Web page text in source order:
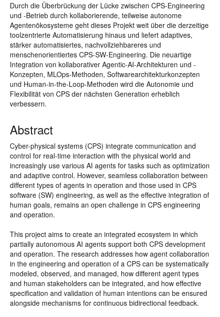
Durch die Überbrückung der Lücke zwischen CPS-Engineering
und -Betrieb durch kollaborierende, teilweise autonome
Agentenökosysteme geht dieses Projekt weit über die derzeitige
toolzentrierte Automatisierung hinaus und liefert adaptives,
stärker automatisiertes, nachvollziehbareres und
menschenorientiertes CPS-SW-Engineering. Die neuartige
Integration von kollaborativer Agentic-AI-Architekturen und -
Konzepten, MLOps-Methoden, Softwarearchitekturkonzepten
und Human-in-the-Loop-Methoden wird die Autonomie und
Flexibilität von CPS der nächsten Generation erheblich
verbessern.
Abstract
Cyber-physical systems (CPS) integrate communication and
control for real-time interaction with the physical world and
increasingly use various AI agents for tasks such as optimization
and adaptive control. However, seamless collaboration between
different types of agents in operation and those used in CPS
software (SW) engineering, as well as the effective integration of
human goals, remains an open challenge in CPS engineering
and operation.
This project aims to create an integrated ecosystem in which
partially autonomous AI agents support both CPS development
and operation. The research addresses how agent collaboration
in the engineering and operation of a CPS can be systematically
modeled, observed, and managed, how different agent types
and human stakeholders can be integrated, and how effective
specification and validation of human intentions can be ensured
alongside mechanisms for continuous bidirectional feedback.